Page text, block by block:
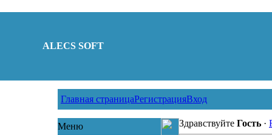
ALECS SOFT
Главная страницаРегистрацияВход
Меню
Здравствуйте Гость·